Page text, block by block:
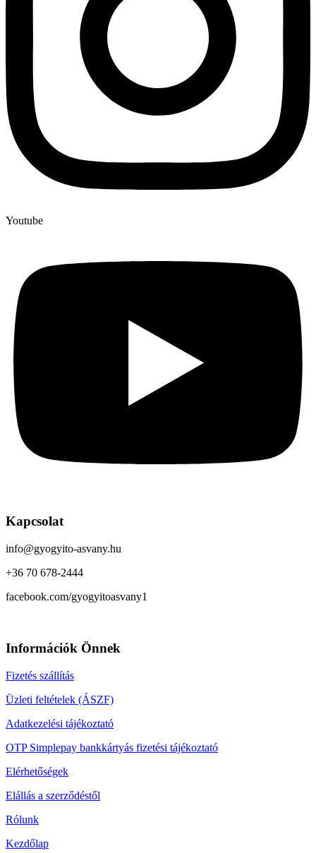
Youtube
Kapcsolat
info@gyogyito-asvany.hu
+36 70 678-2444
facebook.com/gyogyitoasvany1
Információk Önnek
Fizetés szállítás
Üzleti feltételek (ÁSZF)
Adatkezelési tájékoztató
OTP Simplepay bankkártyás fizetési tájékoztató
Elérhetőségek
Elállás a szerződéstől
Rólunk
Kezdőlap